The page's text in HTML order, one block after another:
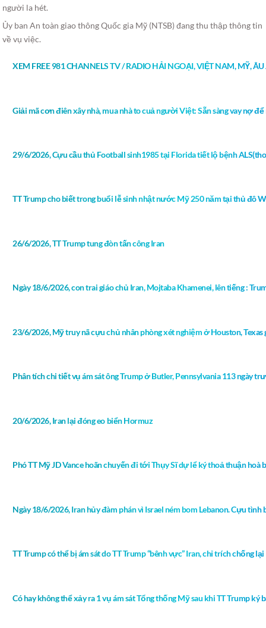
người la hét.
Ủy ban An toàn giao thông Quốc gia Mỹ (NTSB) đang thu thập thông tin
về vụ việc.
XEM FREE 981 CHANNELS TV / RADIO HẢI NGOẠI, VIỆT NAM, MỸ,
Giải mã cơn điên xây nhà, mua nhà to cuả người Việt: Sẵn sàng vay nợ để
29/6/2026, Cựu cầu thủ Football sinh1985 tại Florida tiết lộ bệnh
TT Trump cho biết trong buổi lễ sinh nhật nước Mỹ 250 năm tại thủ đô
26/6/2026, TT Trump tung đòn tấn công Iran
Ngày 18/6/2026, con trai giáo chủ Iran, Mojtaba Khamenei, lên tiếng :
23/6/2026, Mỹ truy nã cựu chủ nhân phòng xét nghiệm ở Houston,
Phân tích chi tiết vụ ám sát ông Trump ở Butler, Pennsylvania 113 ngày
20/6/2026, Iran lại đóng eo biển Hormuz
Phó TT Mỹ JD Vance hoãn chuyến đi tới Thụy Sĩ dự lể ký thoả thuận hoà
Ngày 18/6/2026, Iran hủy đàm phán vì Israel ném bom Lebanon. Cựu tình
TT Trump có thể bị ám sát do TT Trump “bênh vực” Iran, chỉ trích chống
Có hay không thể xảy ra 1 vụ ám sát Tổng thống Mỹ sau khi TT Trump ký